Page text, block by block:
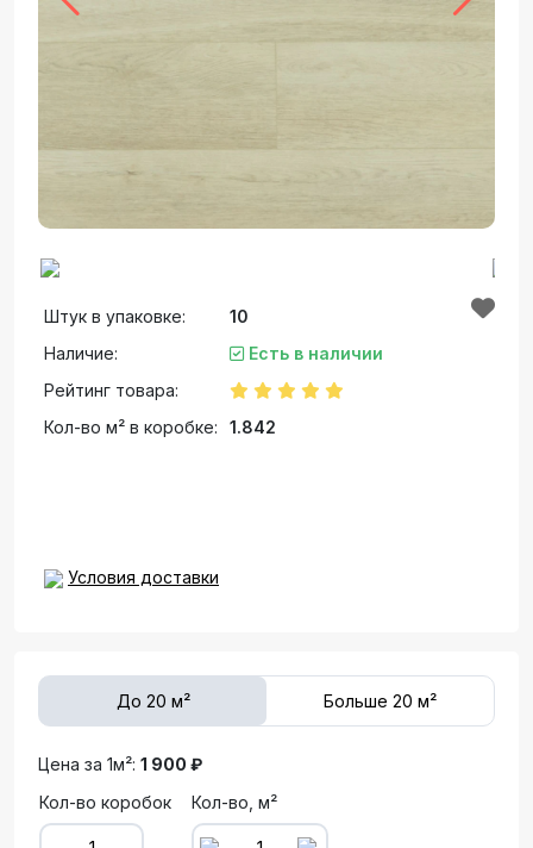
Штук в упаковке:
10
Наличие:
Есть в наличии
Рейтинг товара:
Кол-во м² в коробке:
1.842
Условия доставки
До 20 м² Больше 20 м²
Цена за 1м²: 1 900 ₽
Кол-во коробок
Кол-во, м²